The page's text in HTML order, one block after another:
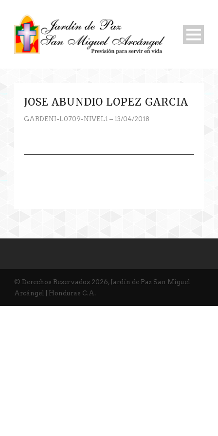
JOSE ABUNDIO LOPEZ GARCIA
GARDENI-L0709-NIVEL1 – 13/04/2018
© Derechos Reservados 2026, Jardín de Paz San Miguel
Arcángel | Honduras C.A.